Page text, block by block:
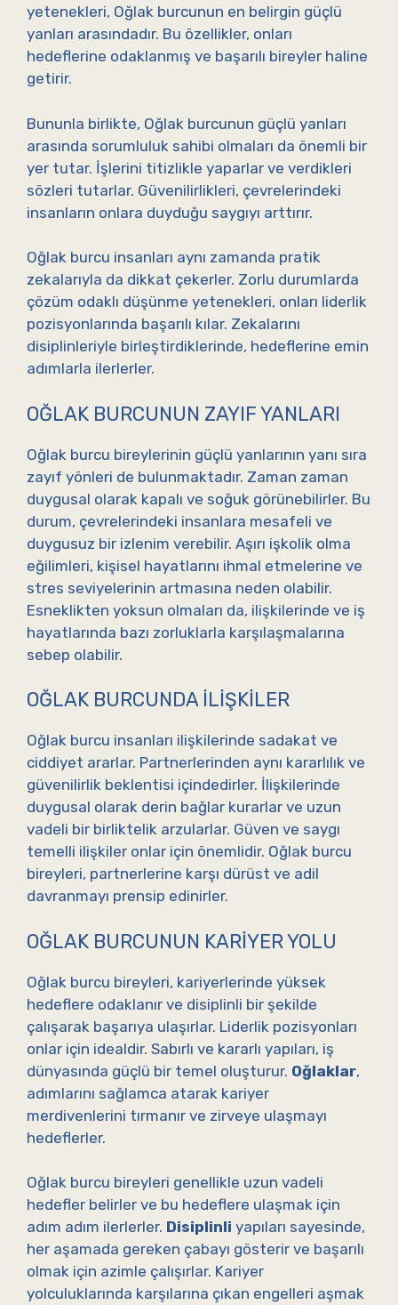
yetenekleri, Oğlak burcunun en belirgin güçlü
yanları arasındadır. Bu özellikler, onları
hedeflerine odaklanmış ve başarılı bireyler haline
getirir.
Bununla birlikte, Oğlak burcunun güçlü yanları
arasında sorumluluk sahibi olmaları da önemli bir
yer tutar. İşlerini titizlikle yaparlar ve verdikleri
sözleri tutarlar. Güvenilirlikleri, çevrelerindeki
insanların onlara duyduğu saygıyı arttırır.
Oğlak burcu insanları aynı zamanda pratik
zekalarıyla da dikkat çekerler. Zorlu durumlarda
çözüm odaklı düşünme yetenekleri, onları liderlik
pozisyonlarında başarılı kılar. Zekalarını
disiplinleriyle birleştirdiklerinde, hedeflerine emin
adımlarla ilerlerler.
OĞLAK BURCUNUN ZAYIF YANLARI
Oğlak burcu bireylerinin güçlü yanlarının yanı sıra
zayıf yönleri de bulunmaktadır. Zaman zaman
duygusal olarak kapalı ve soğuk görünebilirler. Bu
durum, çevrelerindeki insanlara mesafeli ve
duygusuz bir izlenim verebilir. Aşırı işkolik olma
eğilimleri, kişisel hayatlarını ihmal etmelerine ve
stres seviyelerinin artmasına neden olabilir.
Esneklikten yoksun olmaları da, ilişkilerinde ve iş
hayatlarında bazı zorluklarla karşılaşmalarına
sebep olabilir.
OĞLAK BURCUNDA İLIŞKILER
Oğlak burcu insanları ilişkilerinde sadakat ve
ciddiyet ararlar. Partnerlerinden aynı kararlılık ve
güvenilirlik beklentisi içindedirler. İlişkilerinde
duygusal olarak derin bağlar kurarlar ve uzun
vadeli bir birliktelik arzularlar. Güven ve saygı
temelli ilişkiler onlar için önemlidir. Oğlak burcu
bireyleri, partnerlerine karşı dürüst ve adil
davranmayı prensip edinirler.
OĞLAK BURCUNUN KARIYER YOLU
Oğlak burcu bireyleri, kariyerlerinde yüksek
hedeflere odaklanır ve disiplinli bir şekilde
çalışarak başarıya ulaşırlar. Liderlik pozisyonları
onlar için idealdir. Sabırlı ve kararlı yapıları, iş
dünyasında güçlü bir temel oluşturur. Oğlaklar,
adımlarını sağlamca atarak kariyer
merdivenlerini tırmanır ve zirveye ulaşmayı
hedeflerler.
Oğlak burcu bireyleri genellikle uzun vadeli
hedefler belirler ve bu hedeflere ulaşmak için
adım adım ilerlerler. Disiplinli yapıları sayesinde,
her aşamada gereken çabayı gösterir ve başarılı
olmak için azimle çalışırlar. Kariyer
yolculuklarında karşılarına çıkan engelleri aşmak